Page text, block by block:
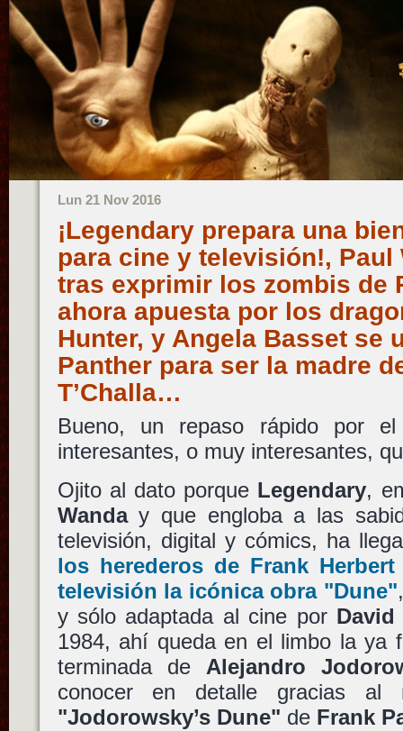
Lun 21 Nov 2016
¡Legendary prepara una
para cine y televisión!, Paul
tras exprimir los zombis de
ahora apuesta por los
Hunter, y Angela Basset se
Panther para ser la madre
T’Challa…
Bueno, un repaso rápido por
interesantes, o muy interesantes,
Ojito al dato porque Legendary,
Wanday que engloba a las
televisión, digital y cómics, ha
los herederos de Frank Herbert
televisión la icónica obra "Dune"
y sólo adaptada al cine por
1984, ahí queda en el limbo la ya
terminada de Alejandro
conocer en detalle gracias al
"Jodorowsky’s Dune" de Frank